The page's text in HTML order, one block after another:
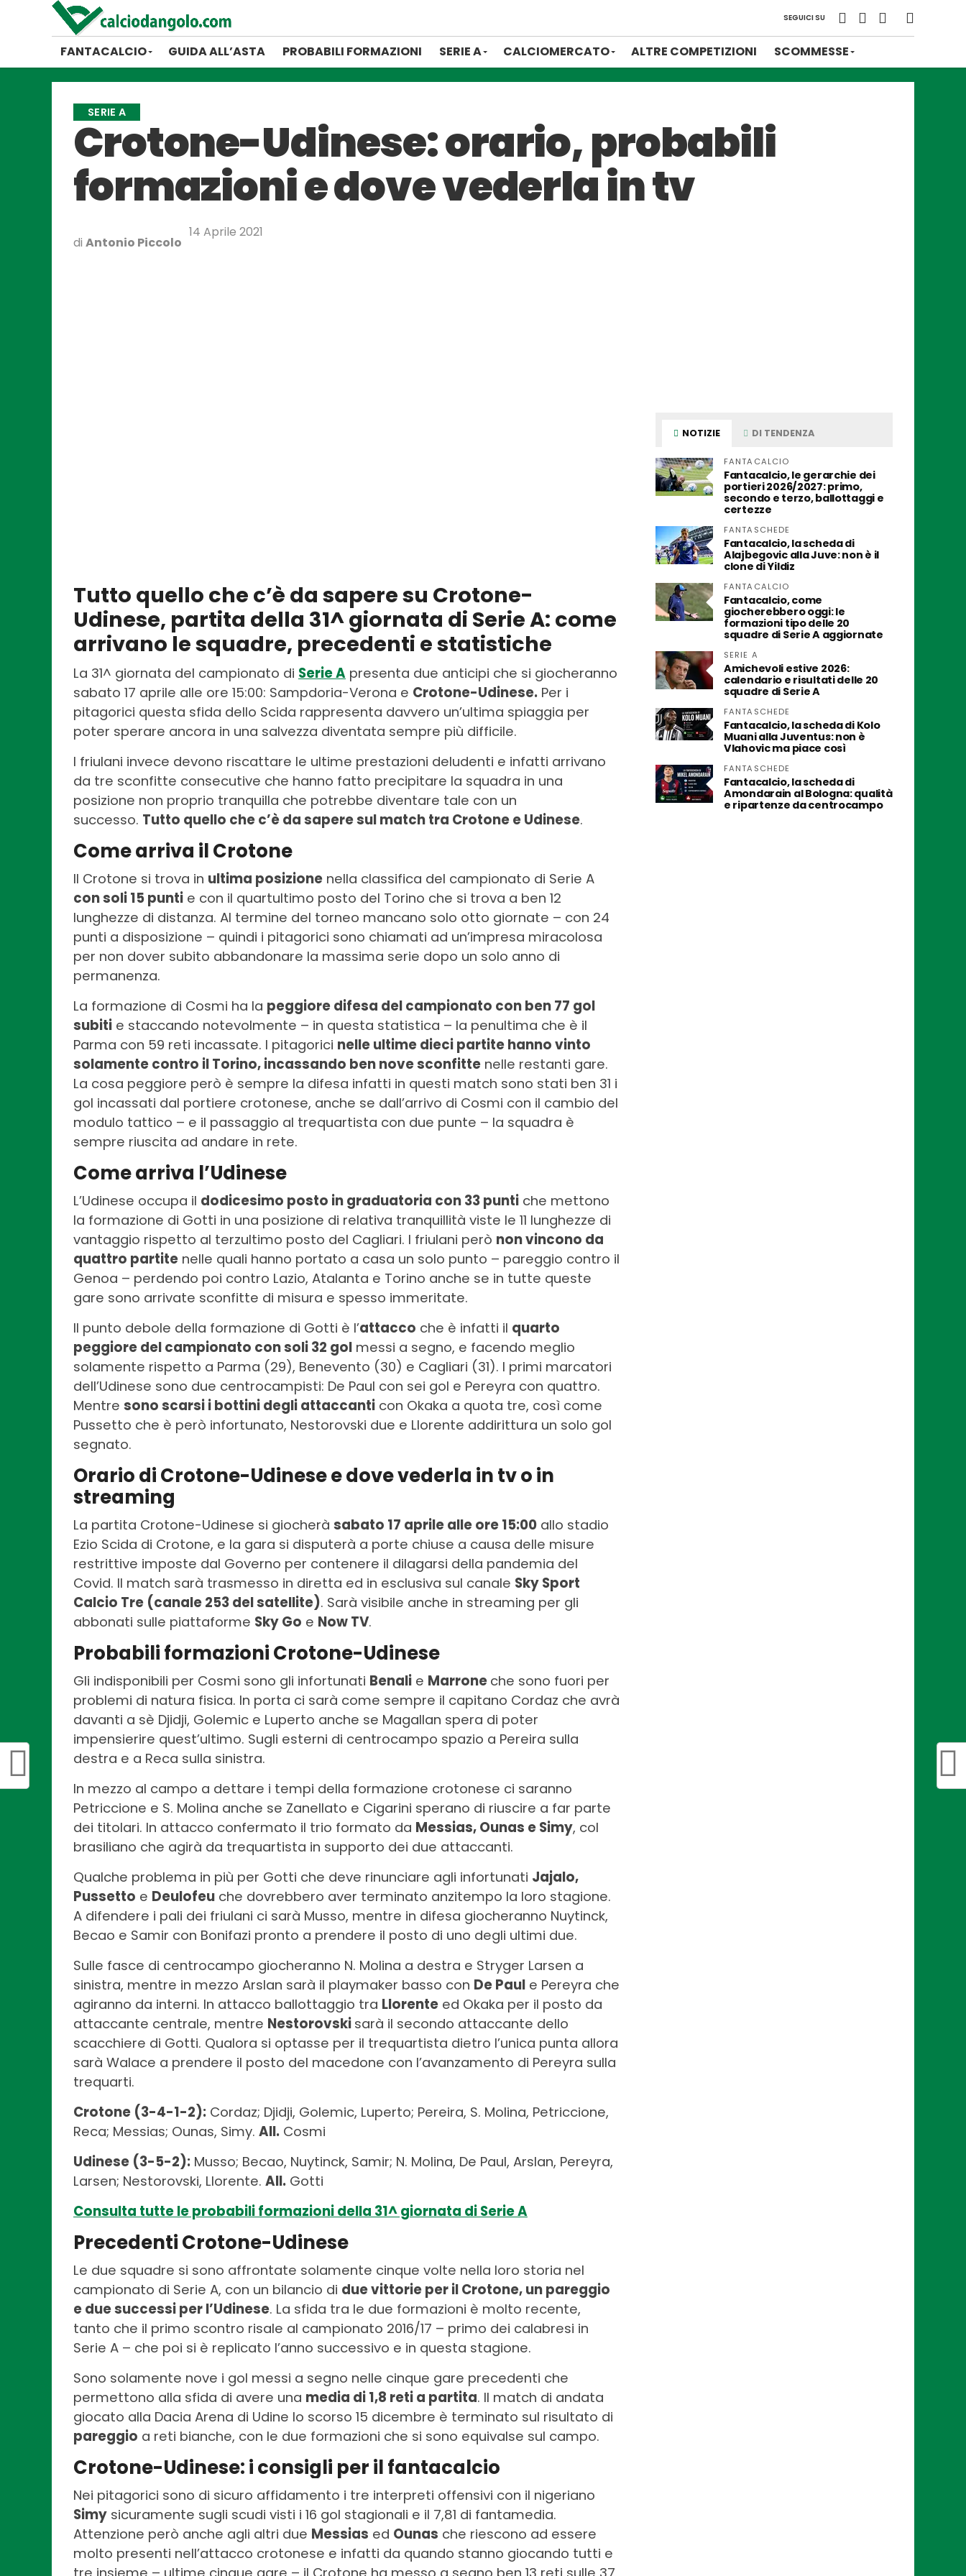
SEGUICI SU
FANTACALCIO GUIDA ALL’ASTA PROBABILI FORMAZIONI SERIE A CALCIOMERCATO ALTRE COMPETIZIONI SCOMMESSE
SERIE A
Crotone-Udinese: orario, probabili
formazioni e dove vederla in tv
di Antonio Piccolo
14 Aprile 2021
Tutto quello che c’è da sapere su Crotone-
Udinese, partita della 31^ giornata di Serie A: come
arrivano le squadre, precedenti e statistiche
La 31^ giornata del campionato di Serie A presenta due anticipi che si giocheranno
sabato 17 aprile alle ore 15:00: Sampdoria-Verona e Crotone-Udinese. Per i
pitagorici questa sfida dello Scida rappresenta davvero un’ultima spiaggia per
poter sperare ancora in una salvezza diventata sempre più difficile.
I friulani invece devono riscattare le ultime prestazioni deludenti e infatti arrivano
da tre sconfitte consecutive che hanno fatto precipitare la squadra in una
posizione non proprio tranquilla che potrebbe diventare tale con un
successo. Tutto quello che c’è da sapere sul match tra Crotone e Udinese.
Come arriva il Crotone
Il Crotone si trova in ultima posizione nella classifica del campionato di Serie A
con soli 15 punti e con il quartultimo posto del Torino che si trova a ben 12
lunghezze di distanza. Al termine del torneo mancano solo otto giornate – con 24
punti a disposizione – quindi i pitagorici sono chiamati ad un’impresa miracolosa
per non dover subito abbandonare la massima serie dopo un solo anno di
permanenza.
La formazione di Cosmi ha la peggiore difesa del campionato con ben 77 gol
subiti e staccando notevolmente – in questa statistica – la penultima che è il
Parma con 59 reti incassate. I pitagorici nelle ultime dieci partite hanno vinto
solamente contro il Torino, incassando ben nove sconfitte nelle restanti gare.
La cosa peggiore però è sempre la difesa infatti in questi match sono stati ben 31 i
gol incassati dal portiere crotonese, anche se dall’arrivo di Cosmi con il cambio del
modulo tattico – e il passaggio al trequartista con due punte – la squadra è
sempre riuscita ad andare in rete.
Come arriva l’Udinese
L’Udinese occupa il dodicesimo posto in graduatoria con 33 punti che mettono
la formazione di Gotti in una posizione di relativa tranquillità viste le 11 lunghezze di
vantaggio rispetto al terzultimo posto del Cagliari. I friulani però non vincono da
quattro partite nelle quali hanno portato a casa un solo punto – pareggio contro il
Genoa – perdendo poi contro Lazio, Atalanta e Torino anche se in tutte queste
gare sono arrivate sconfitte di misura e spesso immeritate.
Il punto debole della formazione di Gotti è l’attacco che è infatti il quarto
peggiore del campionato con soli 32 gol messi a segno, e facendo meglio
solamente rispetto a Parma (29), Benevento (30) e Cagliari (31). I primi marcatori
dell’Udinese sono due centrocampisti: De Paul con sei gol e Pereyra con quattro.
Mentre sono scarsi i bottini degli attaccanti con Okaka a quota tre, così come
Pussetto che è però infortunato, Nestorovski due e Llorente addirittura un solo gol
segnato.
Orario di Crotone-Udinese e dove vederla in tv o in
streaming
La partita Crotone-Udinese si giocherà sabato 17 aprile alle ore 15:00 allo stadio
Ezio Scida di Crotone, e la gara si disputerà a porte chiuse a causa delle misure
restrittive imposte dal Governo per contenere il dilagarsi della pandemia del
Covid. Il match sarà trasmesso in diretta ed in esclusiva sul canale Sky Sport
Calcio Tre (canale 253 del satellite). Sarà visibile anche in streaming per gli
abbonati sulle piattaforme Sky Go e Now TV.
Probabili formazioni Crotone-Udinese
Gli indisponibili per Cosmi sono gli infortunati Benali e Marrone che sono fuori per
problemi di natura fisica. In porta ci sarà come sempre il capitano Cordaz che avrà
davanti a sè Djidji, Golemic e Luperto anche se Magallan spera di poter
impensierire quest’ultimo. Sugli esterni di centrocampo spazio a Pereira sulla
destra e a Reca sulla sinistra.
In mezzo al campo a dettare i tempi della formazione crotonese ci saranno
Petriccione e S. Molina anche se Zanellato e Cigarini sperano di riuscire a far parte
dei titolari. In attacco confermato il trio formato da Messias, Ounas e Simy, col
brasiliano che agirà da trequartista in supporto dei due attaccanti.
Qualche problema in più per Gotti che deve rinunciare agli infortunati Jajalo,
Pussetto e Deulofeu che dovrebbero aver terminato anzitempo la loro stagione.
A difendere i pali dei friulani ci sarà Musso, mentre in difesa giocheranno Nuytinck,
Becao e Samir con Bonifazi pronto a prendere il posto di uno degli ultimi due.
Sulle fasce di centrocampo giocheranno N. Molina a destra e Stryger Larsen a
sinistra, mentre in mezzo Arslan sarà il playmaker basso con De Paul e Pereyra che
agiranno da interni. In attacco ballottaggio tra Llorente ed Okaka per il posto da
attaccante centrale, mentre Nestorovski sarà il secondo attaccante dello
scacchiere di Gotti. Qualora si optasse per il trequartista dietro l’unica punta allora
sarà Walace a prendere il posto del macedone con l’avanzamento di Pereyra sulla
trequarti.
Crotone (3-4-1-2): Cordaz; Djidji, Golemic, Luperto; Pereira, S. Molina, Petriccione,
Reca; Messias; Ounas, Simy. All. Cosmi
Udinese (3-5-2): Musso; Becao, Nuytinck, Samir; N. Molina, De Paul, Arslan, Pereyra,
Larsen; Nestorovski, Llorente. All. Gotti
Consulta tutte le probabili formazioni della 31^ giornata di Serie A
Precedenti Crotone-Udinese
Le due squadre si sono affrontate solamente cinque volte nella loro storia nel
campionato di Serie A, con un bilancio di due vittorie per il Crotone, un pareggio
e due successi per l’Udinese. La sfida tra le due formazioni è molto recente,
tanto che il primo scontro risale al campionato 2016/17 – primo dei calabresi in
Serie A – che poi si è replicato l’anno successivo e in questa stagione.
Sono solamente nove i gol messi a segno nelle cinque gare precedenti che
permettono alla sfida di avere una media di 1,8 reti a partita. Il match di andata
giocato alla Dacia Arena di Udine lo scorso 15 dicembre è terminato sul risultato di
pareggio a reti bianche, con le due formazioni che si sono equivalse sul campo.
Crotone-Udinese: i consigli per il fantacalcio
Nei pitagorici sono di sicuro affidamento i tre interpreti offensivi con il nigeriano
Simy sicuramente sugli scudi visti i 16 gol stagionali e il 7,81 di fantamedia.
Attenzione però anche agli altri due Messias ed Ounas che riescono ad essere
molto presenti nell’attacco crotonese e infatti da quando stanno giocando tutti e
NOTIZIE DI TENDENZA
FANTACALCIO
Fantacalcio, le gerarchie dei
portieri 2026/2027: primo,
secondo e terzo, ballottaggi e
certezze
FANTASCHEDE
Fantacalcio, la scheda di
Alajbegovic alla Juve: non è il
clone di Yildiz
FANTACALCIO
Fantacalcio, come
giocherebbero oggi: le
formazioni tipo delle 20
squadre di Serie A aggiornate
SERIE A
Amichevoli estive 2026:
calendario e risultati delle 20
squadre di Serie A
FANTASCHEDE
Fantacalcio, la scheda di Kolo
Muani alla Juventus: non è
Vlahovic ma piace così
FANTASCHEDE
Fantacalcio, la scheda di
Amondarain al Bologna: qualità
e ripartenze da centrocampo